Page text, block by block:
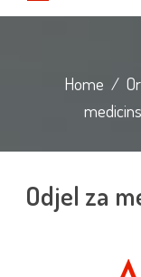
Home /
Odjel za